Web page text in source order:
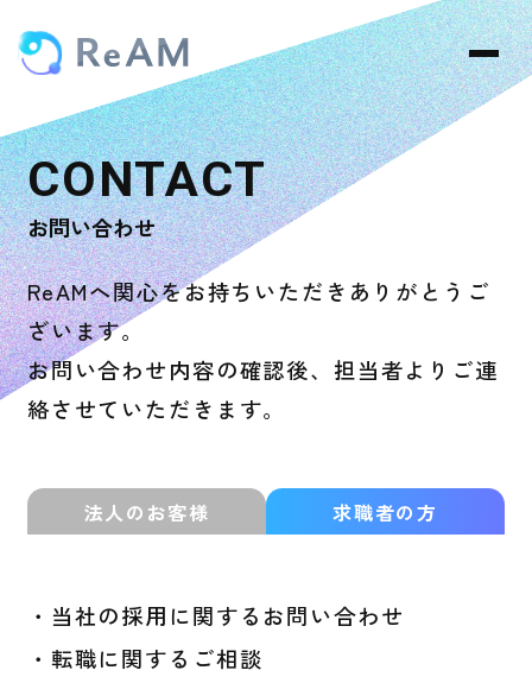
お問い合わせ
ReAMへ関心をお持ちいただきありがとうご
ざいます。
お問い合わせ内容の確認後、担当者よりご連
絡させていただきます。
法人のお客様 求職者の方
・当社の採用に関するお問い合わせ
・転職に関するご相談